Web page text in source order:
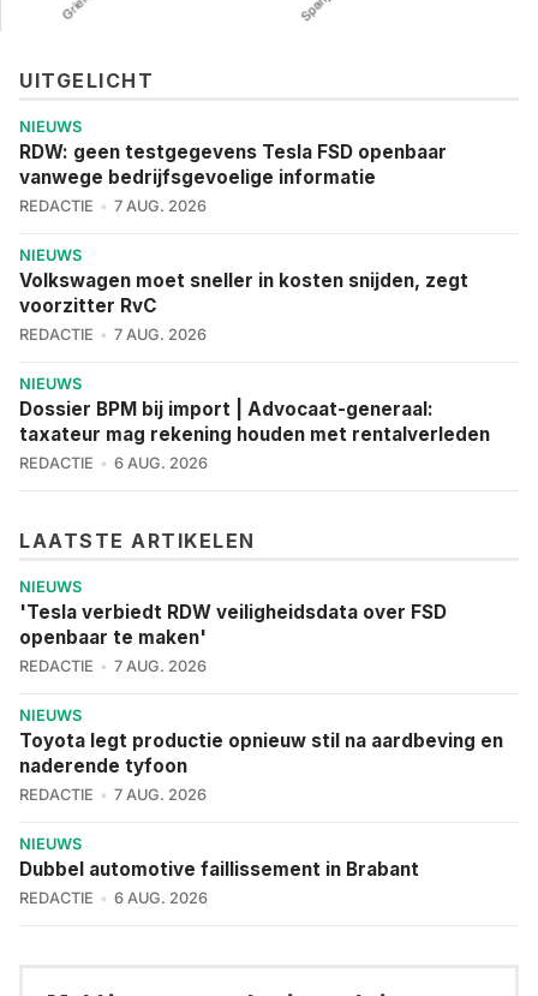
UITGELICHT
NIEUWS
RDW: geen testgegevens Tesla FSD openbaar
vanwege bedrijfsgevoelige informatie
REDACTIE 7 AUG. 2026
NIEUWS
Volkswagen moet sneller in kosten snijden, zegt
voorzitter RvC
REDACTIE 7 AUG. 2026
NIEUWS
Dossier BPM bij import | Advocaat-generaal:
taxateur mag rekening houden met rentalverleden
REDACTIE 6 AUG. 2026
LAATSTE ARTIKELEN
NIEUWS
'Tesla verbiedt RDW veiligheidsdata over FSD
openbaar te maken'
REDACTIE 7 AUG. 2026
NIEUWS
Toyota legt productie opnieuw stil na aardbeving en
naderende tyfoon
REDACTIE 7 AUG. 2026
NIEUWS
Dubbel automotive faillissement in Brabant
REDACTIE 6 AUG. 2026